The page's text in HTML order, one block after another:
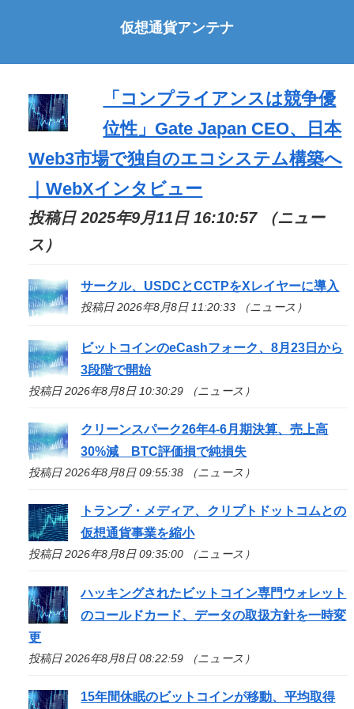
仮想通貨アンテナ
「コンプライアンスは競争優
位性」Gate Japan CEO、日本
Web3市場で独自のエコシステム構築へ
｜WebXインタビュー
投稿日 2025年9月11日 16:10:57 （ニュー
ス）
サークル、USDCとCCTPをXレイヤーに導入
投稿日 2026年8月8日 11:20:33 （ニュース）
ビットコインのeCashフォーク、8月23日から
3段階で開始
投稿日 2026年8月8日 10:30:29 （ニュース）
クリーンスパーク26年4-6月期決算、売上高
30%減 BTC評価損で純損失
投稿日 2026年8月8日 09:55:38 （ニュース）
トランプ・メディア、クリプトドットコムとの
仮想通貨事業を縮小
投稿日 2026年8月8日 09:35:00 （ニュース）
ハッキングされたビットコイン専門ウォレット
のコールドカード、データの取扱方針を一時変
更
投稿日 2026年8月8日 08:22:59 （ニュース）
15年間休眠のビットコインが移動、平均取得